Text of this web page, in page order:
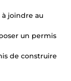
joindre au
un permis
de construire